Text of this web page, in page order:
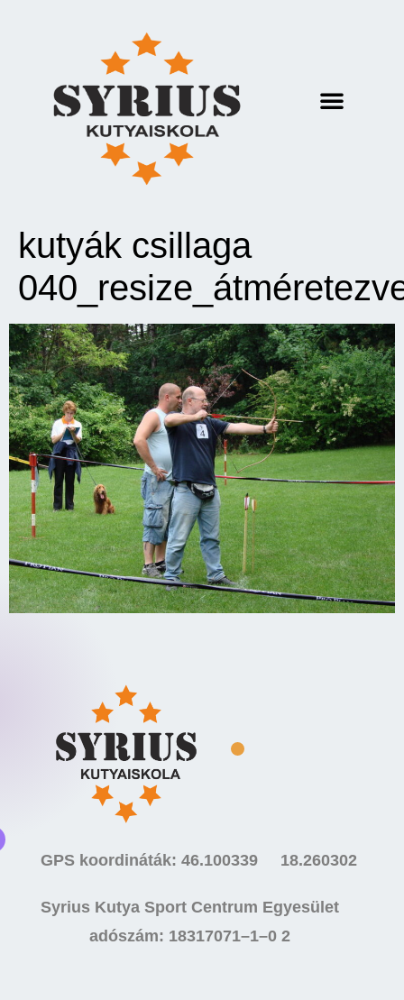
kutyák csillaga
GPS koordináták: 46.100339 18.260302
Syrius Kutya Sport Centrum Egyesület
adószám: 18317071–1–0 2